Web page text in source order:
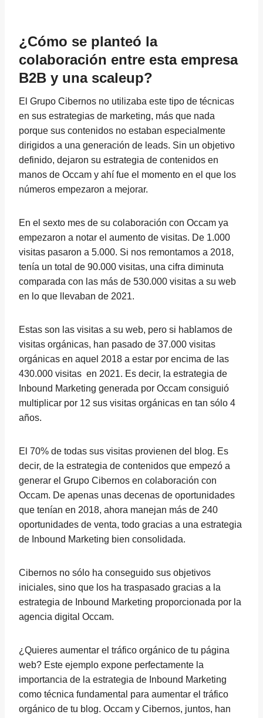
¿Cómo se planteó la
colaboración entre esta empresa
B2B y una scaleup?
El Grupo Cibernos no utilizaba este tipo de técnicas
en sus estrategias de marketing, más que nada
porque sus contenidos no estaban especialmente
dirigidos a una generación de leads. Sin un objetivo
definido, dejaron su estrategia de contenidos en
manos de Occam y ahí fue el momento en el que los
números empezaron a mejorar.
En el sexto mes de su colaboración con Occam ya
empezaron a notar el aumento de visitas. De 1.000
visitas pasaron a 5.000. Si nos remontamos a 2018,
tenía un total de 90.000 visitas, una cifra diminuta
comparada con las más de 530.000 visitas a su web
en lo que llevaban de 2021.
Estas son las visitas a su web, pero si hablamos de
visitas orgánicas, han pasado de 37.000 visitas
orgánicas en aquel 2018 a estar por encima de las
430.000 visitas en 2021. Es decir, la estrategia de
Inbound Marketing generada por Occam consiguió
multiplicar por 12 sus visitas orgánicas en tan sólo 4
años.
El 70% de todas sus visitas provienen del blog. Es
decir, de la estrategia de contenidos que empezó a
generar el Grupo Cibernos en colaboración con
Occam. De apenas unas decenas de oportunidades
que tenían en 2018, ahora manejan más de 240
oportunidades de venta, todo gracias a una estrategia
de Inbound Marketing bien consolidada.
Cibernos no sólo ha conseguido sus objetivos
iniciales, sino que los ha traspasado gracias a la
estrategia de Inbound Marketing proporcionada por la
agencia digital Occam.
¿Quieres aumentar el tráfico orgánico de tu página
web? Este ejemplo expone perfectamente la
importancia de la estrategia de Inbound Marketing
como técnica fundamental para aumentar el tráfico
orgánico de tu blog. Occam y Cibernos, juntos, han